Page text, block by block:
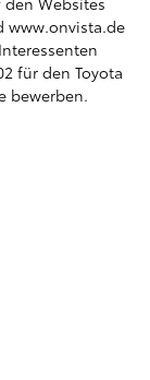
www.onvista.de
für den Toyota
bewerben.